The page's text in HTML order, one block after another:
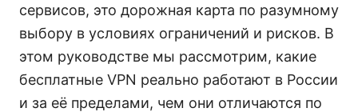
сервисов, это дорожная карта по разумному
выбору в условиях ограничений и рисков. В
этом руководстве мы рассмотрим, какие
бесплатные VPN реально работают в России
и за её пределами, чем они отличаются по